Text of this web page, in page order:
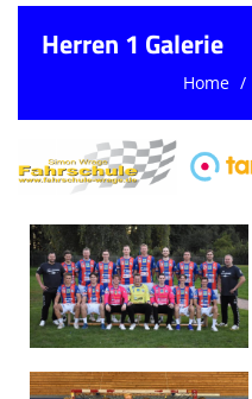
Home
Handball-Förderverein der Haie
Kontaktformular
Training & Termine
DIENSTE (SR/KG/VK)
Herren 1 Galerie
Home